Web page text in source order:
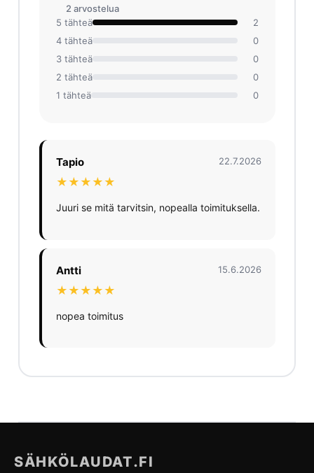
2 arvosteluа
5 tähteä
2
4 tähteä
0
3 tähteä
0
2 tähteä
0
1 tähteä
0
Tapio
★★★★★
22.7.2026
Juuri se mitä tarvitsin, nopealla toimituksella.
Antti
★★★★★
15.6.2026
nopea toimitus
SÄHKÖLAUDAT.FI